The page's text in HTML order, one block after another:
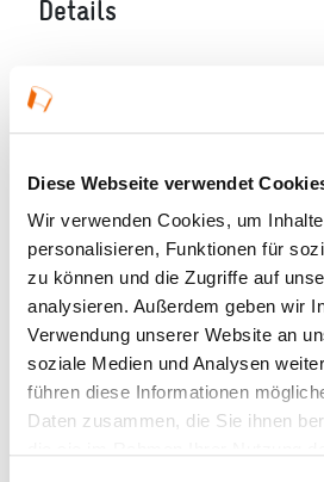
Diese Webseite verwendet
Wir verwenden Cookies, um
personalisieren, Funktionen für
zu können und die Zugriffe auf
analysieren. Außerdem geben wir
Verwendung unserer Website an
soziale Medien und Analysen
führen diese Informationen
Daten zusammen, die Sie ihnen
Details
11.09.2026, 15:00 Uhr in
Öffnungszeiten:
Diese Führung findet am 7.9.,
11.9. jeweils um 10 Uhr und 15
Veranstaltungstyp:Führung
Einzelne Termine
Kosten und Anmeldung